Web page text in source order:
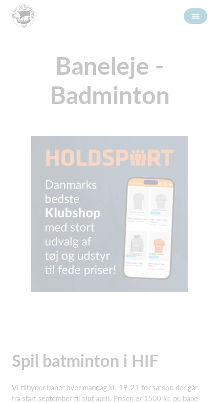
Baneleje -
Badminton
Spil batminton i HIF
Vi tilbyder baner hver mandag kl. 19-21 for sæson der går
fra start september til slut april. Prisen er 1500 kr. pr. bane